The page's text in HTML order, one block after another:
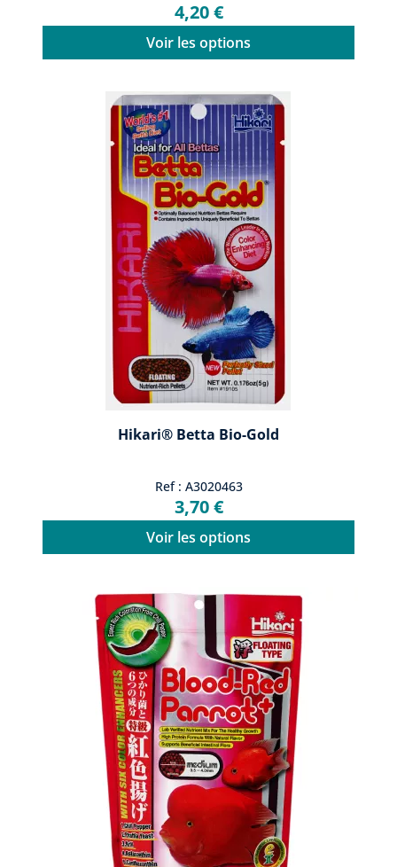
4,20 €
Voir les options
Hikari® Betta Bio-Gold
Ref : A3020463
3,70 €
Voir les options